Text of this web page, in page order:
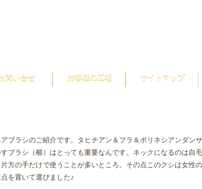
問い合せ お客様の広場 サイトマップ
ブラシのご紹介です。タヒチアン＆フラ＆ポリネシアンダン
ブラシ（櫛）はとっても重要なんです。ネックになるのは自
方の手だけで使うことが多いところ。その点このクシは女性
を置いて選びました♪